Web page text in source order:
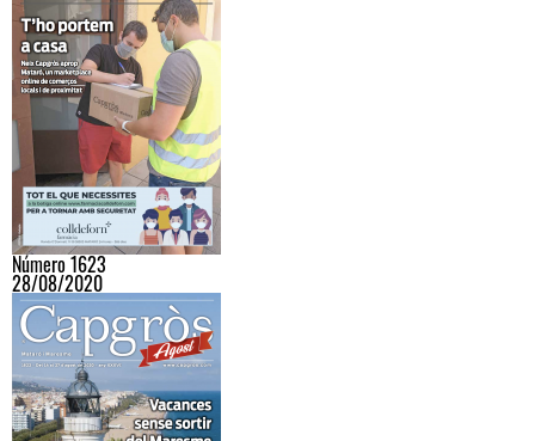
Número 1623
28/08/2020